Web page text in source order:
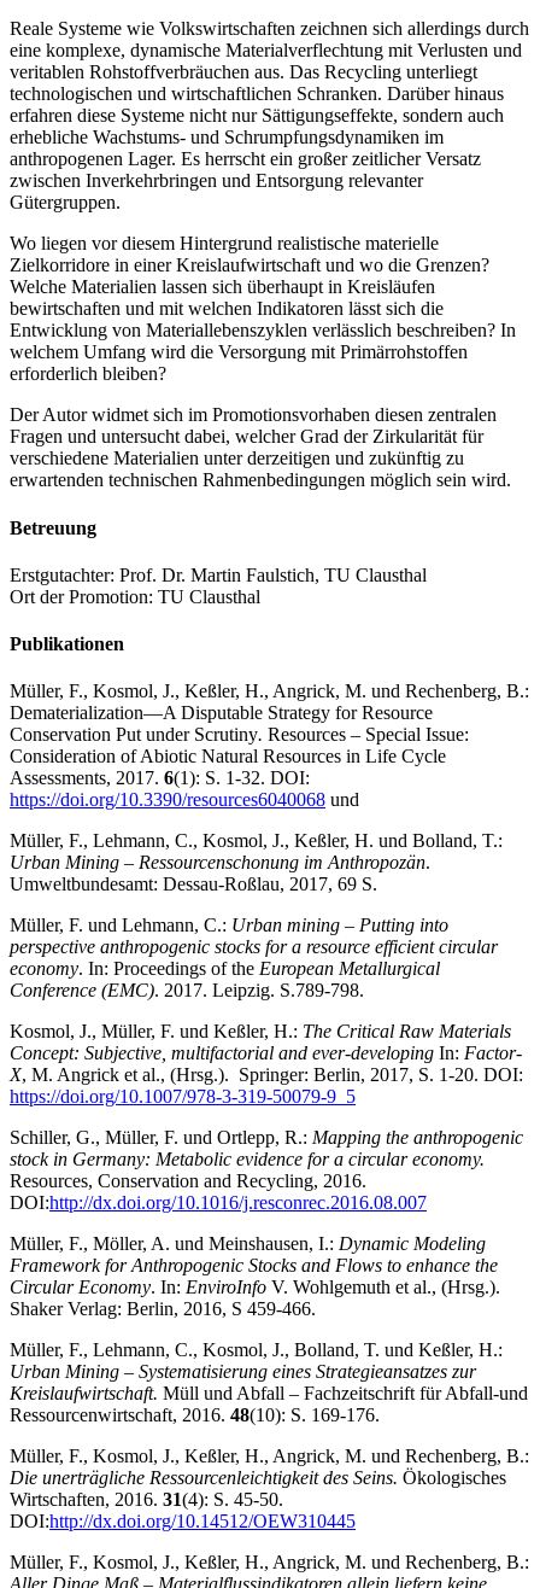
Reale Systeme wie Volkswirtschaften zeichnen sich allerdings durch
eine komplexe, dynamische Materialverflechtung mit Verlusten und
veritablen Rohstoffverbräuchen aus. Das Recycling unterliegt
technologischen und wirtschaftlichen Schranken. Darüber hinaus
erfahren diese Systeme nicht nur Sättigungseffekte, sondern auch
erhebliche Wachstums- und Schrumpfungsdynamiken im
anthropogenen Lager. Es herrscht ein großer zeitlicher Versatz
zwischen Inverkehrbringen und Entsorgung relevanter
Gütergruppen.
Wo liegen vor diesem Hintergrund realistische materielle
Zielkorridore in einer Kreislaufwirtschaft und wo die Grenzen?
Welche Materialien lassen sich überhaupt in Kreisläufen
bewirtschaften und mit welchen Indikatoren lässt sich die
Entwicklung von Materiallebenszyklen verlässlich beschreiben? In
welchem Umfang wird die Versorgung mit Primärrohstoffen
erforderlich bleiben?
Der Autor widmet sich im Promotionsvorhaben diesen zentralen
Fragen und untersucht dabei, welcher Grad der Zirkularität für
verschiedene Materialien unter derzeitigen und zukünftig zu
erwartenden technischen Rahmenbedingungen möglich sein wird.
Betreuung
Erstgutachter: Prof. Dr. Martin Faulstich, TU Clausthal
Ort der Promotion: TU Clausthal
Publikationen
Müller, F., Kosmol, J., Keßler, H., Angrick, M. und Rechenberg, B.:
Dematerialization—A Disputable Strategy for Resource
Conservation Put under Scrutiny. Resources – Special Issue:
Consideration of Abiotic Natural Resources in Life Cycle
Assessments, 2017. 6(1): S. 1-32. DOI:
https://doi.org/10.3390/resources6040068 und
Müller, F., Lehmann, C., Kosmol, J., Keßler, H. und Bolland, T.:
Urban Mining – Ressourcenschonung im Anthropozän.
Umweltbundesamt: Dessau-Roßlau, 2017, 69 S.
Müller, F. und Lehmann, C.: Urban mining – Putting into
perspective anthropogenic stocks for a resource efficient circular
economy. In: Proceedings of the European Metallurgical
Conference (EMC). 2017. Leipzig. S.789-798.
Kosmol, J., Müller, F. und Keßler, H.: The Critical Raw Materials
Concept: Subjective, multifactorial and ever-developing In: Factor-
X, M. Angrick et al., (Hrsg.). Springer: Berlin, 2017, S. 1-20. DOI:
https://doi.org/10.1007/978-3-319-50079-9_5
Schiller, G., Müller, F. und Ortlepp, R.: Mapping the anthropogenic
stock in Germany: Metabolic evidence for a circular economy.
Resources, Conservation and Recycling, 2016.
DOI:http://dx.doi.org/10.1016/j.resconrec.2016.08.007
Müller, F., Möller, A. und Meinshausen, I.: Dynamic Modeling
Framework for Anthropogenic Stocks and Flows to enhance the
Circular Economy. In: EnviroInfo V. Wohlgemuth et al., (Hrsg.).
Shaker Verlag: Berlin, 2016, S 459-466.
Müller, F., Lehmann, C., Kosmol, J., Bolland, T. und Keßler, H.:
Urban Mining – Systematisierung eines Strategieansatzes zur
Kreislaufwirtschaft. Müll und Abfall – Fachzeitschrift für Abfall-und
Ressourcenwirtschaft, 2016. 48(10): S. 169-176.
Müller, F., Kosmol, J., Keßler, H., Angrick, M. und Rechenberg, B.:
Die unerträgliche Ressourcenleichtigkeit des Seins. Ökologisches
Wirtschaften, 2016. 31(4): S. 45-50.
DOI:http://dx.doi.org/10.14512/OEW310445
Müller, F., Kosmol, J., Keßler, H., Angrick, M. und Rechenberg, B.: